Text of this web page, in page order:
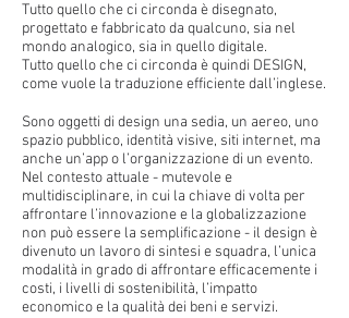
Tutto quello che ci circonda è disegnato,
progettato e fabbricato da qualcuno, sia nel
mondo analogico, sia in quello digitale.
Tutto quello che ci circonda è quindi DESIGN,
come vuole la traduzione efficiente dall’inglese.
Sono oggetti di design una sedia, un aereo, uno
spazio pubblico, identità visive, siti internet, ma
anche un’app o l’organizzazione di un evento.
Nel contesto attuale - mutevole e
multidisciplinare, in cui la chiave di volta per
affrontare l’innovazione e la globalizzazione
non può essere la semplificazione - il design è
divenuto un lavoro di sintesi e squadra, l’unica
modalità in grado di affrontare efficacemente i
costi, i livelli di sostenibilità, l’impatto
economico e la qualità dei beni e servizi.